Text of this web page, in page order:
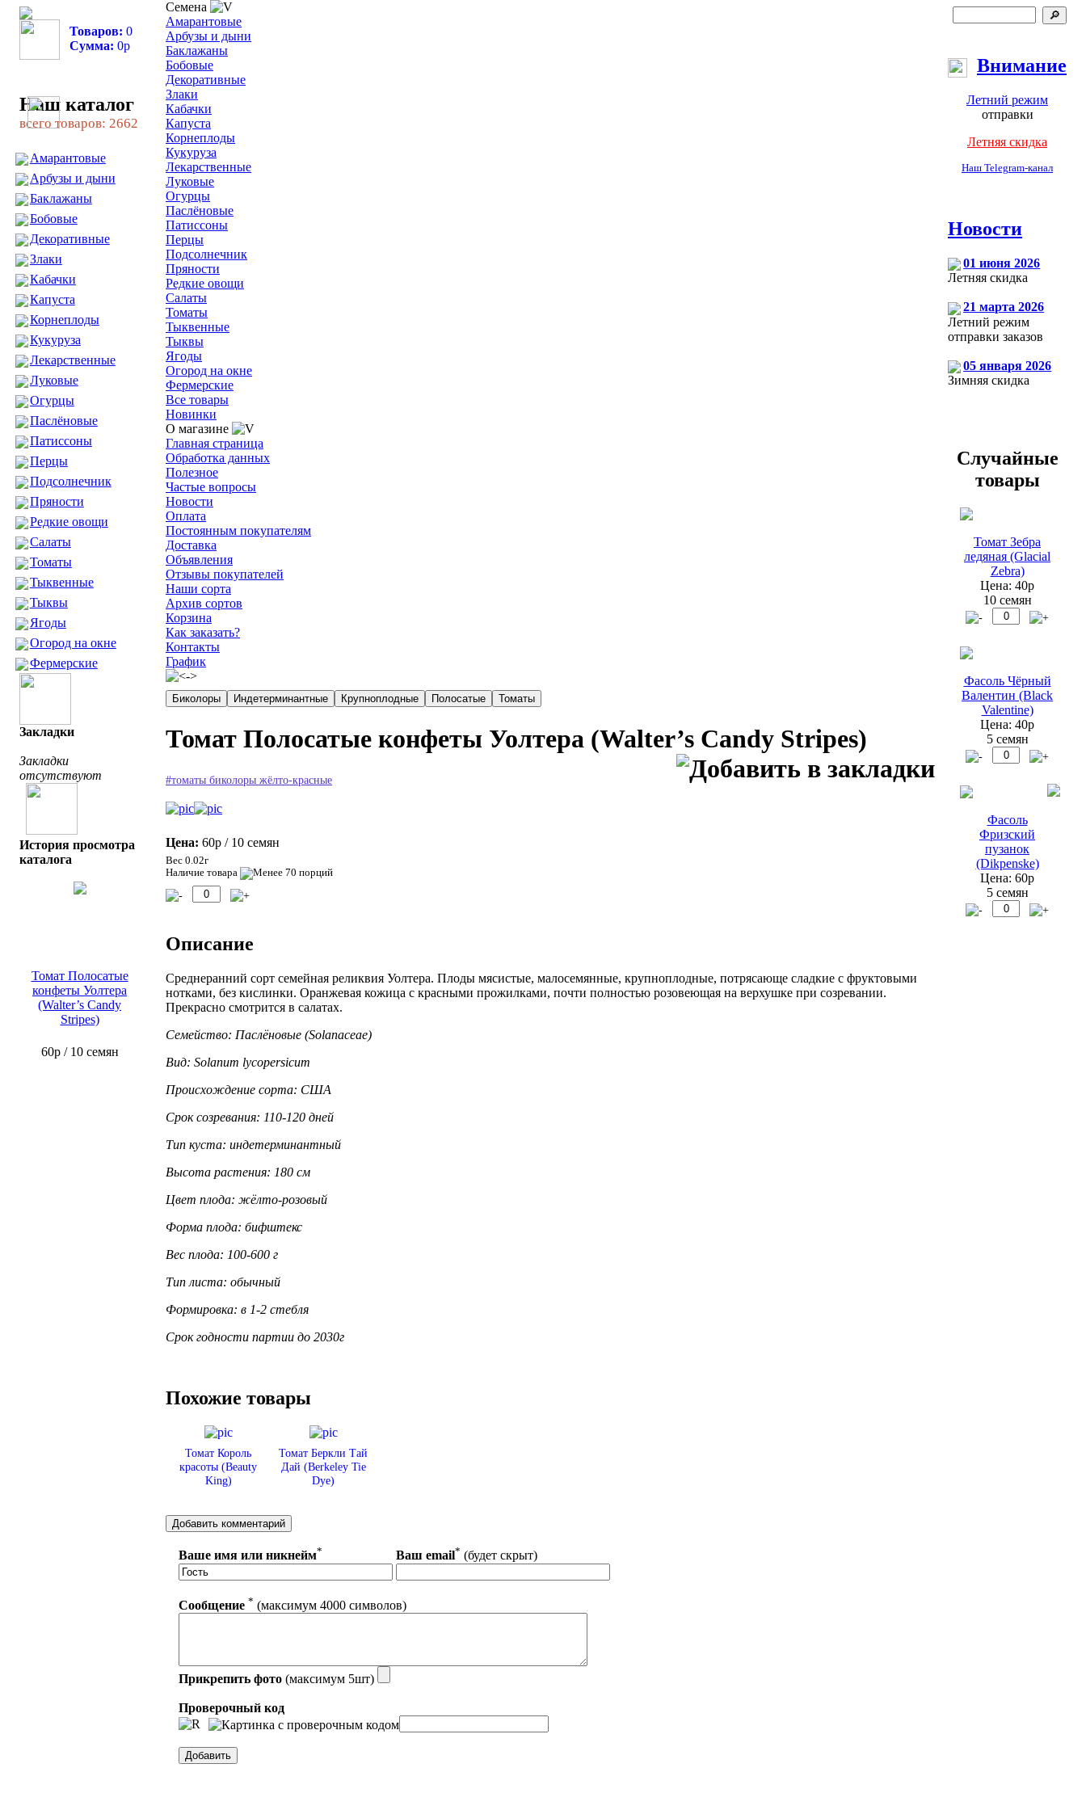
Товаров: 0
Сумма: 0р
Наш каталог
всего товаров: 2662
Амарантовые
Арбузы и дыни
Баклажаны
Бобовые
Декоративные
Злаки
Кабачки
Капуста
Корнеплоды
Кукуруза
Лекарственные
Луковые
Огурцы
Паслёновые
Патиссоны
Перцы
Подсолнечник
Пряности
Редкие овощи
Салаты
Томаты
Тыквенные
Тыквы
Ягоды
Огород на окне
Фермерские
Закладки
Закладки
отсутствуют
История просмотра
каталога
Томат Полосатые
конфеты Уолтера
(Walter’s Candy
Stripes)
60р / 10 семян
Семена
Амарантовые
Арбузы и дыни
Баклажаны
Бобовые
Декоративные
Злаки
Кабачки
Капуста
Корнеплоды
Кукуруза
Лекарственные
Луковые
Огурцы
Паслёновые
Патиссоны
Перцы
Подсолнечник
Пряности
Редкие овощи
Салаты
Томаты
Тыквенные
Тыквы
Ягоды
Огород на окне
Фермерские
Все товары
Новинки
О магазине
Главная страница
Обработка данных
Полезное
Частые вопросы
Новости
Оплата
Постоянным покупателям
Доставка
Объявления
Отзывы покупателей
Наши сорта
Архив сортов
Корзина
Как заказать?
Контакты
График
Томат Полосатые конфеты Уолтера (Walter’s Candy Stripes)
#томаты биколоры жёлто-красные
Цена: 60р / 10 семян
Вес 0.02г
Наличие товара
Описание
Среднеранний сорт семейная реликвия Уолтера. Плоды мясистые, малосемянные, крупноплодные, потрясающе сладкие с фруктовыми
нотками, без кислинки. Оранжевая кожица с красными прожилками, почти полностью розовеющая на верхушке при созревании.
Прекрасно смотрится в салатах.
Семейство: Паслёновые (Solanaceae)
Вид: Solanum lycopersicum
Происхождение сорта: США
Срок созревания: 110-120 дней
Тип куста: индетерминантный
Высота растения: 180 см
Цвет плода: жёлто-розовый
Форма плода: бифштекс
Вес плода: 100-600 г
Тип листа: обычный
Формировка: в 1-2 стебля
Срок годности партии до 2030г
Похожие товары
Томат Король
красоты (Beauty
King)
Томат Беркли Тай
Дай (Berkeley Tie
Dye)
Ваше имя или никнейм* Ваш email* (будет скрыт)
Сообщение * (максимум 4000 символов)
Прикрепить фото (максимум 5шт)
Проверочный код
Внимание
Летний режим
отправки
Летняя скидка
Наш Telegram-канал
Новости
01 июня 2026
Летняя скидка
21 марта 2026
Летний режим
отправки заказов
05 января 2026
Зимняя скидка
Случайные
товары
Томат Зебра
ледяная (Glacial
Zebra)
Цена: 40р
10 семян
Фасоль Чёрный
Валентин (Black
Valentine)
Цена: 40р
5 семян
Фасоль
Фризский
пузанок
(Dikpenske)
Цена: 60р
5 семян